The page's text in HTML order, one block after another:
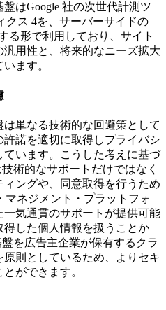
はGoogle 社の次世代計測ツ
クス 4を、サーバーサイドの
る形で利用しており、サイト
用性と、将来的なニーズ拡大
ます。
単なる技術的な回避策として
諾を適切に取得しプライバシ
います。こうした考えに基づ
術的なサポートだけではなく
ングや、同意取得を行うため
マネジメント・プラットフォ
気通貫のサポートが提供可能
した個人情報を扱うことか
盤を広告主企業が保有するクラ
則としているため、よりセキ
ができます。